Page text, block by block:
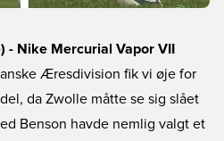
- Nike Mercurial Vapor VII
Æresdivision fik vi øje for
da Zwolle måtte se sig slået
Benson havde nemlig valgt et